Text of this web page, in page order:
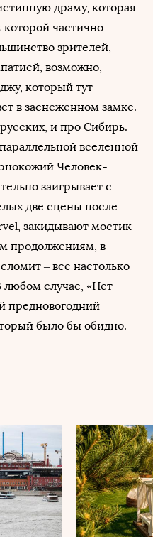
драму, которая
частично
зрителей,
возможно,
который тут
в заснеженном замке.
и про Сибирь.
вселенной
Человек-
заигрывает с
две сцены после
закидывают мостик
продолжениям, в
– все настолько
случае, «Нет
предновогодний
было бы обидно.